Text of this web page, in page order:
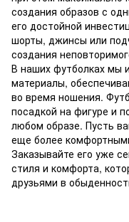
создания образов с
его достойной
шорты, джинсы или
создания
В наших футболках мы
материалы,
во время ношения.
посадкой на фигуре и
любом образе. Пусть
еще более
Заказывайте его уже
стиля и комфорта,
друзьями в